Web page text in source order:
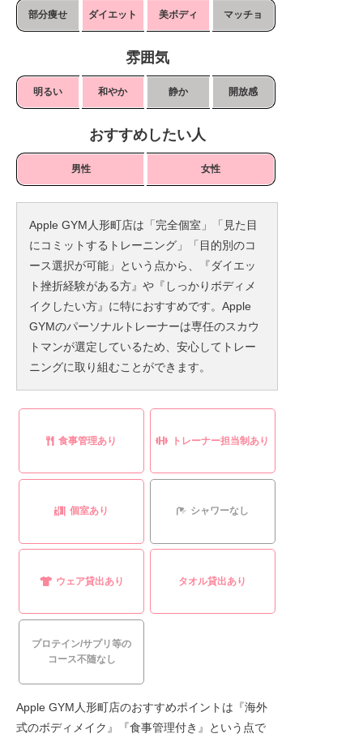
部分痩せ ダイエット 美ボディ マッチョ
雰囲気
明るい 和やか 静か 開放感
おすすめしたい人
男性 女性
Apple GYM人形町店は「完全個室」「見た目
にコミットするトレーニング」「目的別のコ
ース選択が可能」という点から、『ダイエッ
ト挫折経験がある方』や『しっかりボディメ
イクしたい方』に特におすすめです。Apple
GYMのパーソナルトレーナーは専任のスカウ
トマンが選定しているため、安心してトレー
ニングに取り組むことができます。
食事管理あり トレーナー担当制あり
個室あり シャワーなし
ウェア貸出あり タオル貸出あり
プロテイン/サプリ等の
コース不随なし
Apple GYM人形町店のおすすめポイントは『海外
式のボディメイク』『食事管理付き』という点で